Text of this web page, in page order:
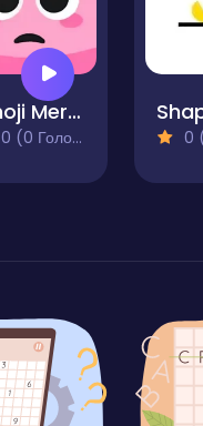
Emoji Merge
0 (0 Голосів) 0